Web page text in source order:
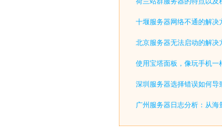
十堰服务器网络不通的解决
北京服务器无法启动的解决
使用宝塔面板，像玩手机一
深圳服务器选择错误如何导
广州服务器日志分析：从海